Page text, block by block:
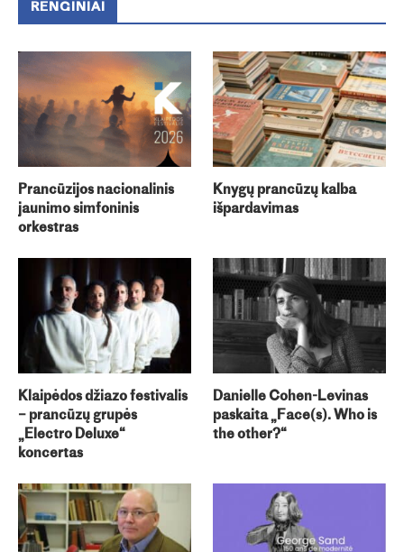
RENGINIAI
Prancūzijos nacionalinis
jaunimo simfoninis
orkestras
Knygų prancūzų kalba
išpardavimas
Klaipėdos džiazo festivalis
– prancūzų grupės
„Electro Deluxe“
koncertas
Danielle Cohen-Levinas
paskaita „Face(s). Who is
the other?“